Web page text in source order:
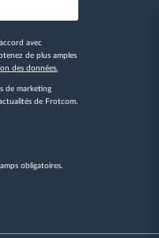
avec
de plus amples
des données.
de marketing
de Frotcom.
obligatoires.